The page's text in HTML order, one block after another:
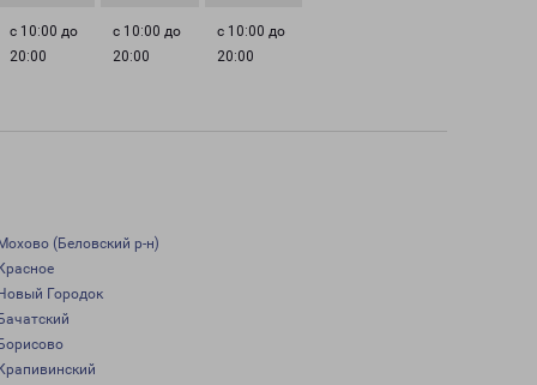
с 10:00 до
20:00
с 10:00 до
20:00
с 10:00 до
20:00
(Беловский р-н)
Городок